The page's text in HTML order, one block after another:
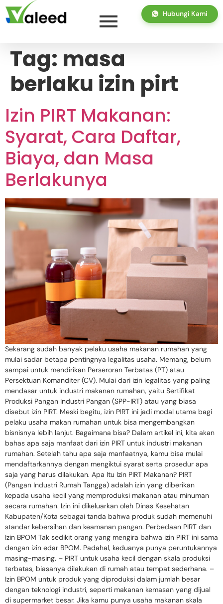
Hubungi Kami
Tag: masa
berlaku izin pirt
Izin PIRT Makanan:
Syarat, Cara Daftar,
Biaya, dan Masa
Berlakunya
Sekarang sudah banyak pelaku usaha makanan rumahan yang
mulai sadar betapa pentingnya legalitas usaha. Memang, belum
sampai untuk mendirikan Perseroran Terbatas (PT) atau
Persektuan Komanditer (CV). Mulai dari izin legalitas yang paling
mendasar untuk industri makanan rumahan, yaitu Sertifikat
Produksi Pangan Industri Pangan (SPP-IRT) atau yang biasa
disebut izin PIRT. Meski begitu, izin PIRT ini jadi modal utama bagi
pelaku usaha makan rumahan untuk bisa mengembangkan
bisnisnya lebih lanjut. Bagaimana bisa? Dalam artikel ini, kita akan
bahas apa saja manfaat dari izin PIRT untuk industri makanan
rumahan. Setelah tahu apa saja manfaatnya, kamu bisa mulai
mendaftarkannya dengan mengiktui syarat serta prosedur apa
saja yang harus dilakukan. Apa Itu Izin PIRT Makanan? PIRT
(Pangan Industri Rumah Tangga) adalah izin yang diberikan
kepada usaha kecil yang memproduksi makanan atau minuman
secara rumahan. Izin ini dikeluarkan oleh Dinas Kesehatan
Kabupaten/Kota sebagai tanda bahwa produk sudah memenuhi
standar kebersihan dan keamanan pangan. Perbedaan PIRT dan
Izin BPOM Tak sedikit orang yang mengira bahwa izin PIRT ini sama
dengan izin edar BPOM. Padahal, keduanya punya peruntukannya
masing-masing. – PIRT untuk usaha kecil dengan skala produksi
terbatas, biasanya dilakukan di rumah atau tempat sederhana. –
Izin BPOM untuk produk yang diproduksi dalam jumlah besar
dengan teknologi industri, seperti makanan kemasan yang dijual
di supermarket besar. Jika kamu punya usaha makanan skala